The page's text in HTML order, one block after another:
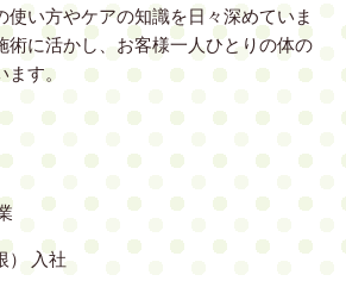
使い方やケアの知識を日々深めていま
術に活かし、お客様一人ひとりの体の
す。
） 入社